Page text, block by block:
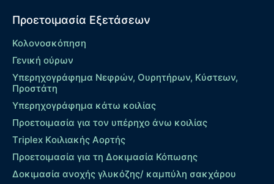
Προετοιμασία Εξετάσεων
Κολονοσκόπηση
Γενική ούρων
Υπερηχογράφημα Νεφρών, Ουρητήρων, Κύστεων,
Προστάτη
Υπερηχογράφημα κάτω κοιλίας
Προετοιμασία για τον υπέρηχο άνω κοιλίας
Τriplex Kοιλιακής Αορτής
Προετοιμασία για τη Δοκιμασία Κόπωσης
Δοκιμασία ανοχής γλυκόζης/ καμπύλη σακχάρου